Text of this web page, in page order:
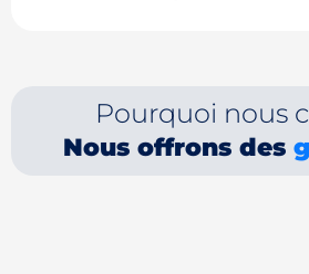
Pourquoi nous
Nous offrons des